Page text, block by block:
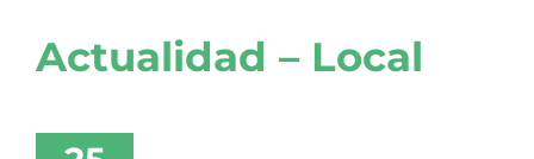
Actualidad – Local